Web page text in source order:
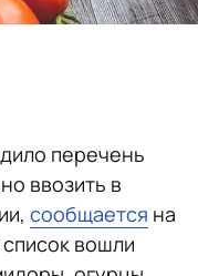
перечень
ввозить в
сообщается на
вошли